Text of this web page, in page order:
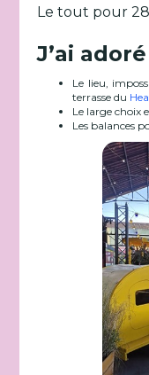
Le tout pour 28
J’ai
Le lieu,
terrasse du
Le large choix
Les balances